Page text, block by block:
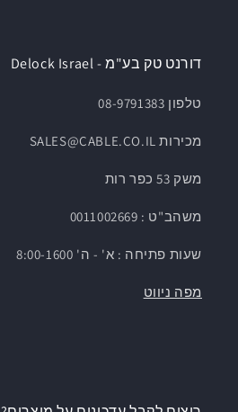
דורנט טק בע"מ - Delock Israel
טלפון 08-9791383
מכירות SALES@CABLE.CO.IL
משק 53 כפר רות
משהב"ט : 0011002669
שעות פתיחה : א' - ה' 8:00-1600
מפה ניווט